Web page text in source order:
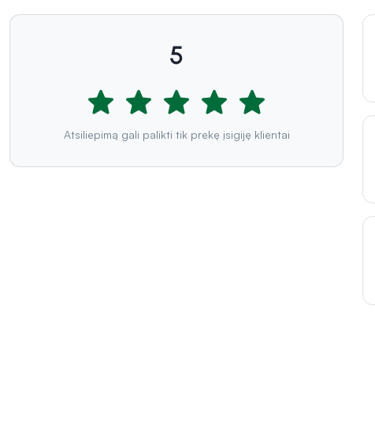
5
Atsiliepimą gali palikti tik prekę įsigiję klientai